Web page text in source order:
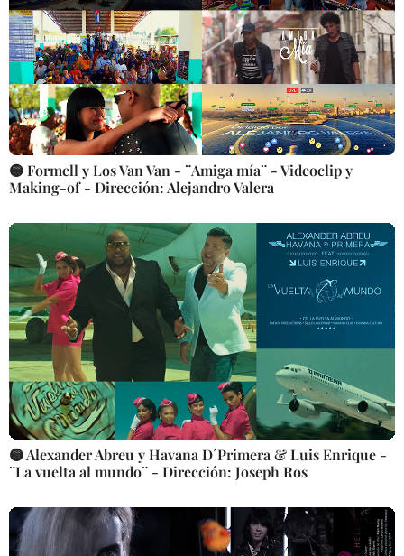
🟡 Formell y Los Van Van - ¨Amiga mía¨ - Videoclip y
Making-of - Dirección: Alejandro Valera
🟡 Alexander Abreu y Havana D´Primera & Luis Enrique -
¨La vuelta al mundo¨ - Dirección: Joseph Ros